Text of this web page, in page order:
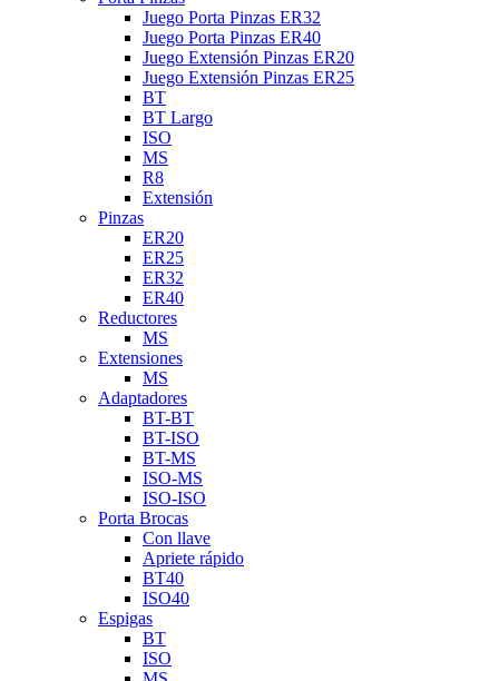
Juego Porta Pinzas ER32
Juego Porta Pinzas ER40
Juego Extensión Pinzas ER20
Juego Extensión Pinzas ER25
BT
BT Largo
ISO
MS
R8
Extensión
Pinzas
ER20
ER25
ER32
ER40
Reductores
MS
Extensiones
MS
Adaptadores
BT-BT
BT-ISO
BT-MS
ISO-MS
ISO-ISO
Porta Brocas
Con llave
Apriete rápido
BT40
ISO40
Espigas
BT
ISO